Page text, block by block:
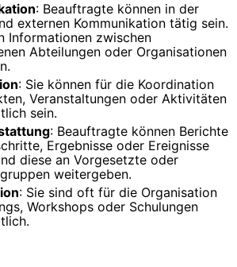
: Beauftragte können in der
externen Kommunikation tätig sein.
Informationen zwischen
Abteilungen oder Organisationen
: Sie können für die Koordination
Veranstaltungen oder Aktivitäten
sein.
: Beauftragte können Berichte
Ergebnisse oder Ereignisse
diese an Vorgesetzte oder
weitergeben.
: Sie sind oft für die Organisation
Workshops oder Schulungen